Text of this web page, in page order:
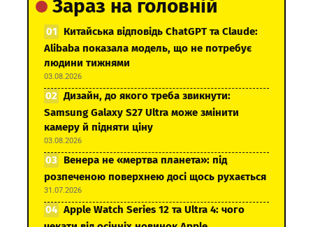
Зараз на головній
Китайська відповідь ChatGPT та Claude:
Alibaba показала модель, що не потребує
людини тижнями
03.08.2026
Дизайн, до якого треба звикнути:
Samsung Galaxy S27 Ultra може змінити
камеру й підняти ціну
03.08.2026
Венера не «мертва планета»: під
розпеченою поверхнею досі щось рухається
31.07.2026
Apple Watch Series 12 та Ultra 4: чого